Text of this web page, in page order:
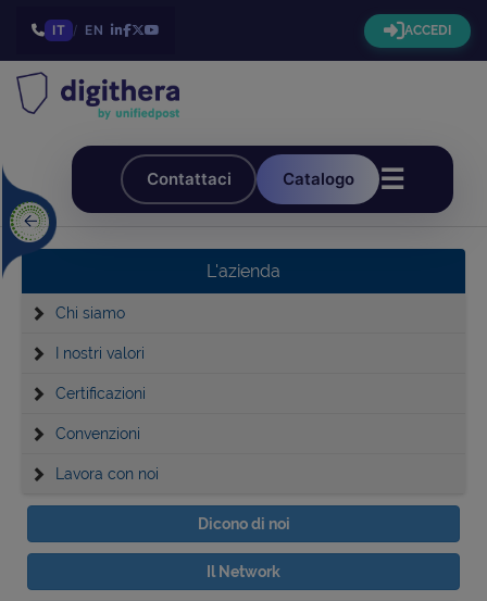
IT / EN ACCEDI
Contattaci Catalogo ☰
L'azienda
Chi siamo
I nostri valori
Certificazioni
Convenzioni
Lavora con noi
Dicono di noi
Il Network